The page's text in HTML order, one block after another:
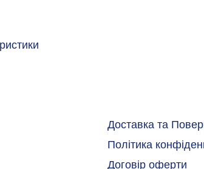
Доставка та
Політика
Договір оферти